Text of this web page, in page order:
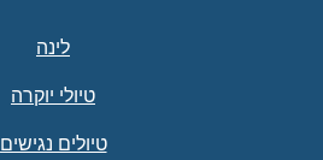
לינה
טיולי יוקרה
טיולים נגישים